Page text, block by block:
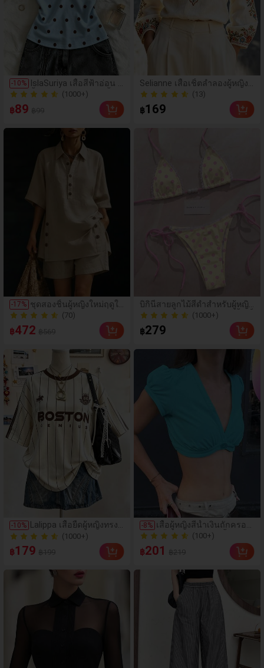
รับผู้หญิง, ชุด 2 ชิ้นสำหรับผู้
หญิง
-10%
IslaSuriya เสื้อสีฟ้าอ่อน เ
สื้อลายจุด ชุดผู้หญิง เสื้อผู้
หญิง เสื้อกล้ามแบบสบายๆ
เสื้อแฟชั่นที่กำลังเป็นที่นิย
เสื้อหรูหรา เสื้อคล้องคอ เ
สื้อเซ็กซี่ เสื้อ
(1000+)
500+ ขายแล้ว
500+ ขายแล้ว
฿89
-17% ชุดสองชิ้นผู้หญิงใหม่ฤดูใบ
ไม้ผลิ/ฤดูร้อน 2026 ตกแต่
งกระดุม ประกอบด้วยเสื้อ
แขนสั้นและกางเกงขายา
(70)
฿472
-10% Lalippa เสื้อยืดผู้หญิงทรงโ
อเวอร์ไซส์ความยาวกลาง
คอกลม ไหล่ตก ลายพิมพ์ตั
วอักษรและลายทางแนวตั้
ขวัญให้เพื่อน
(1000+)
200+ ขายแล้ว
200+ ขายแล้ว
฿179
Selianne เสื้อเชิ้ตลำลองผู้หญิงแ
ขนยาว คอวีเว้า ลายดอกไม้
(13)
฿169
บิกินี่สายลูกไม้สีดำสำหรับผู้หญิง
พร้อมประดับลูกปัด ชุดว่ายน้ำเซ็
กซี่แบบสบายๆ เหมาะสำหรับฤดู
ใบไม้ผลิ/ฤดูร้อน วันหยุดพักผ่อน
(1000+)
฿279
-8% เสื้อผู้หญิงสีน้ำเงินถักครอป
คอวีแขนพองแขนสั้น สไตล์
ลำลองฤดูร้อน
(100+)
฿201